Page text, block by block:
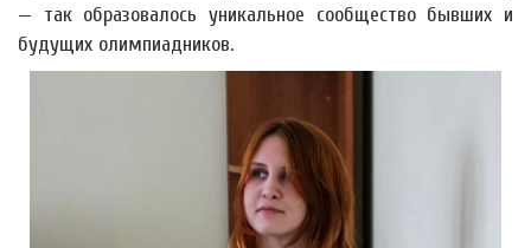
— так образовалось уникальное сообщество бывших и
будущих олимпиадников.